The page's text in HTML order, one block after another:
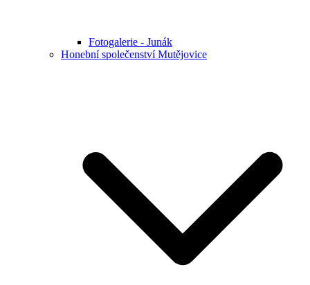
Fotogalerie - Junák
Honební společenství Mutějovice